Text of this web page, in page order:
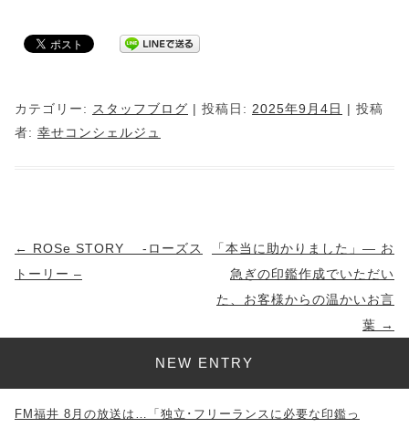
カテゴリー: スタッフブログ | 投稿日: 2025年9月4日 | 投稿
者: 幸せコンシェルジュ
投
稿
← ROSe STORY -ローズス
トーリー –
「本当に助かりました」— お
急ぎの印鑑作成でいただい
た、お客様からの温かいお言
葉 →
NEW ENTRY
FM福井 8月の放送は…「独立･フリーランスに必要な印鑑っ